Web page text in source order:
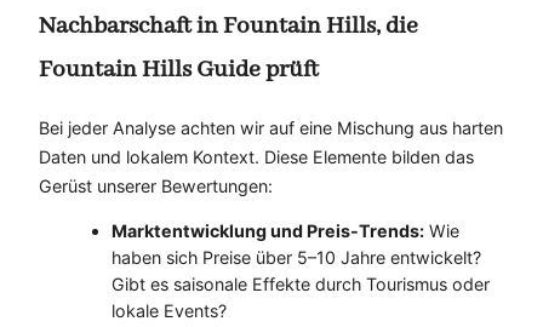
Nachbarschaft in Fountain Hills, die
Fountain Hills Guide prüft
Bei jeder Analyse achten wir auf eine Mischung aus harten
Daten und lokalem Kontext. Diese Elemente bilden das
Gerüst unserer Bewertungen:
Marktentwicklung und Preis-Trends: Wie
haben sich Preise über 5–10 Jahre entwickelt?
Gibt es saisonale Effekte durch Tourismus oder
lokale Events?